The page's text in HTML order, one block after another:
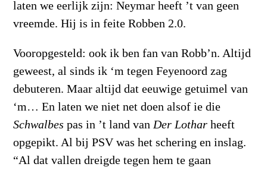
laten we eerlijk zijn: Neymar heeft ’t van geen
vreemde. Hij is in feite Robben 2.0.
Vooropgesteld: ook ik ben fan van Robb’n. Altijd
geweest, al sinds ik ‘m tegen Feyenoord zag
debuteren. Maar altijd dat eeuwige getuimel van
‘m… En laten we niet net doen alsof ie die
Schwalbes pas in ’t land van Der Lothar heeft
opgepikt. Al bij PSV was het schering en inslag.
“Al dat vallen dreigde tegen hem te gaan